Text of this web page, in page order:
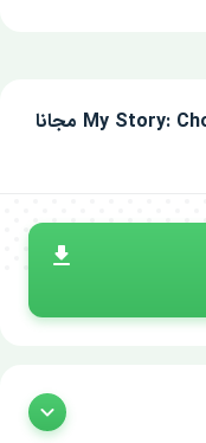
تحميل My Story: Choose Your Own Path مجانا